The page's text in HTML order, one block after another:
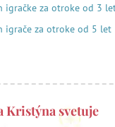
igračke za otroke od 3
igrače za otroke od 5 let
Kristýna svetuje